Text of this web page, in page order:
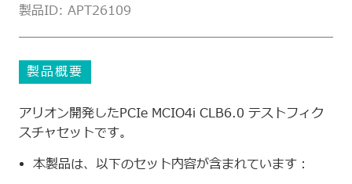
製品ID: APT26109
製品概要
アリオン開発したPCIe MCIO4i CLB6.0 テストフィク
スチャセットです。
本製品は、以下のセット内容が含まれています：